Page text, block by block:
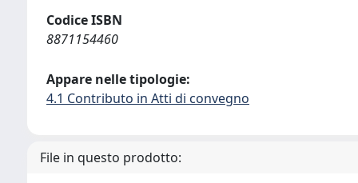
Codice ISBN
8871154460
Appare nelle tipologie:
4.1 Contributo in Atti di convegno
File in questo prodotto: